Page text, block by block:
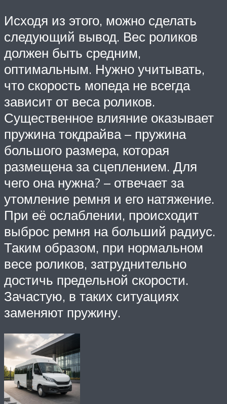
Исходя из этого, можно сделать
следующий вывод. Вес роликов
должен быть средним,
оптимальным. Нужно учитывать,
что скорость мопеда не всегда
зависит от веса роликов.
Существенное влияние оказывает
пружина токдрайва – пружина
большого размера, которая
размещена за сцеплением. Для
чего она нужна? – отвечает за
утомление ремня и его натяжение.
При её ослаблении, происходит
выброс ремня на больший радиус.
Таким образом, при нормальном
весе роликов, затруднительно
достичь предельной скорости.
Зачастую, в таких ситуациях
заменяют пружину.